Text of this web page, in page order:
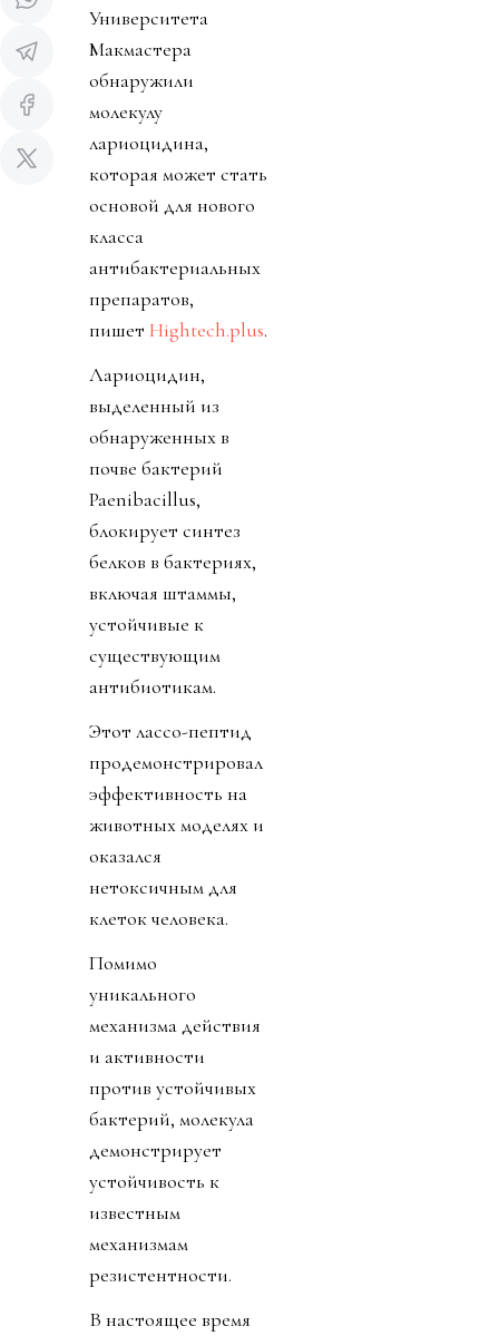
Университета
Макмастера
обнаружили
молекулу
лариоцидина,
которая может стать
основой для нового
класса
антибактериальных
препаратов,
пишет Hightech.plus.
Лариоцидин,
выделенный из
обнаруженных в
почве бактерий
Paenibacillus,
блокирует синтез
белков в бактериях,
включая штаммы,
устойчивые к
существующим
антибиотикам.
Этот лассо-пептид
продемонстрировал
эффективность на
животных моделях и
оказался
нетоксичным для
клеток человека.
Помимо
уникального
механизма действия
и активности
против устойчивых
бактерий, молекула
демонстрирует
устойчивость к
известным
механизмам
резистентности.
В настоящее время